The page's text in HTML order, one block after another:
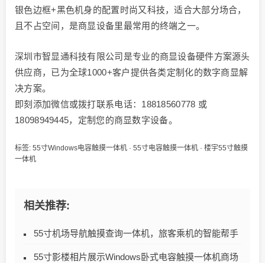
银色边框+黑色机身的配置时尚又科技，适合大部分场合，
且不占空间，是商显设备里最常用的终端之一。
深圳市智显通科技有限公司是专业的商显设备硬件方案源头
供应商，已为全球1000+客户提供各类定制化的数字商显解
决方案。
即刻添加微信或拨打联系电话：18818560778 或
18098949445，定制您的商显数字设备。
标签: 55寸Windows电容触摸一体机 · 55寸电容触摸一体机 · 楼宇55寸触摸
一体机
相关推荐:
55寸机场导航触摸查询一体机，旅客乘机的智能帮手
55寸影楼相片展示Windows卧式电容触摸一体机商场